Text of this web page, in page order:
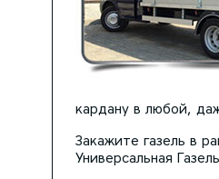
кардану в любой,
Закажите газель в
Универсальная